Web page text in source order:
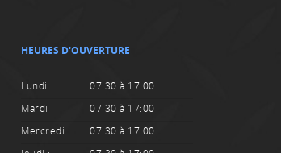
HEURES D'OUVERTURE
Lundi :
07:30 à 17:00
Mardi :
07:30 à 17:00
Mercredi :
07:30 à 17:00